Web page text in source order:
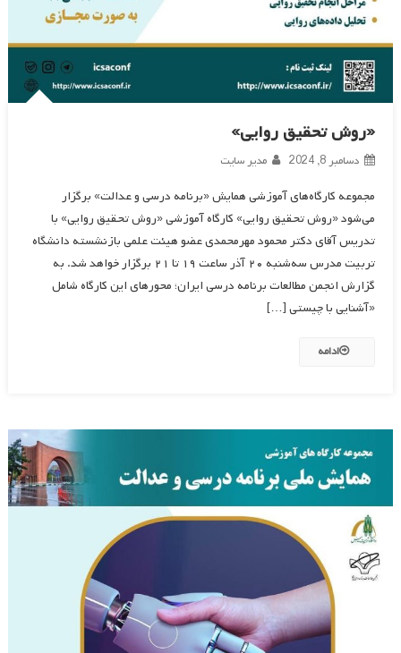
«روش تحقیق روایی»
دسامبر 8, 2024 مدیر سایت
مجموعه کارگاه‌های آموزشی همایش «برنامه درسی و عدالت» برگزار
می‌شود «روش تحقیق روایی» کارگاه آموزشی «روش تحقیق روایی» با
تدریس آقای دکتر محمود مهرمحمدی عضو هیئت علمی بازنشسته دانشگاه
تربیت مدرس سه‌شنبه ۲۰ آذر ساعت ۱۹ تا ۲۱ برگزار خواهد شد. به
گزارش انجمن مطالعات برنامه درسی ایران؛ محورهای این کارگاه شامل
«آشنایی با چیستی […]
ادامه